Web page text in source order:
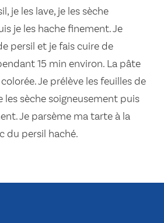
je les lave, je les sèche
je les hache finement. Je
persil et je fais cuire de
15 min environ. La pâte
Je prélève les feuilles de
les sèche soigneusement puis
Je parsème ma tarte à la
du persil haché.